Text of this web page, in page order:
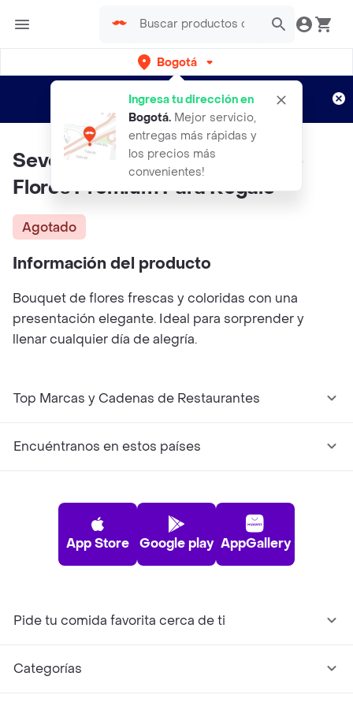
Bogotá
Ingresa tu dirección en
Bogotá. Mejor servicio,
entregas más rápidas y
los precios más
convenientes!
envíos gratis por semanas
Aplican TyC
Severa Primavera | Bouquet De
Flores Premium Para Regalo
Agotado
Información del producto
Bouquet de flores frescas y coloridas con una
presentación elegante. Ideal para sorprender y
llenar cualquier día de alegría.
Top Marcas y Cadenas de Restaurantes
Encuéntranos en estos países
App Store Google play AppGallery
Pide tu comida favorita cerca de ti
Categorías